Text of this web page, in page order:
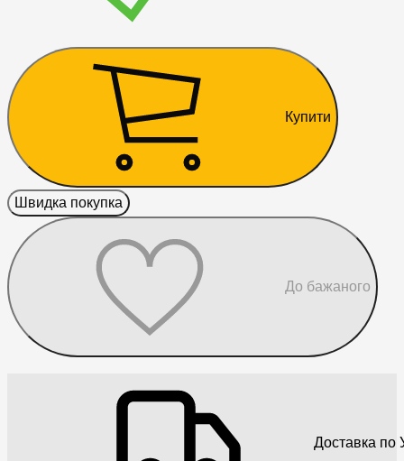
Купити
Швидка покупка
До бажаного
Доставка по